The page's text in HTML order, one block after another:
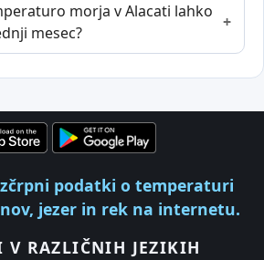
morja v Alacati lahko
mesec?
podatki o temperaturi
jezer in rek na internetu.
V RAZLIČNIH JEZIKIH